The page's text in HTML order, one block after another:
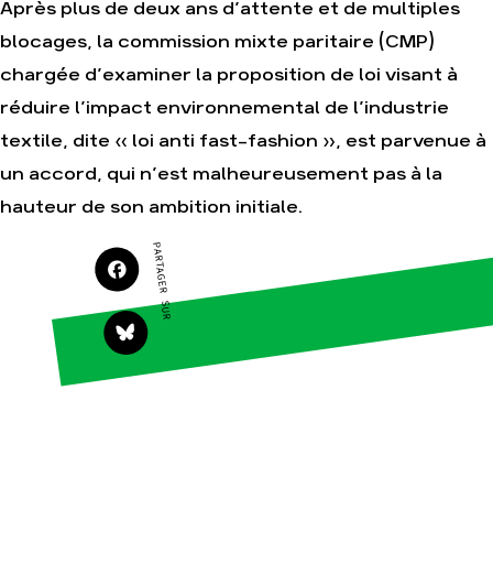
Agir
Faire un don
terrain
Agir au quotidien
Soutenir les
Transmettre tout ou
partie de son
patrimoine
Télécharger
gratuitement les
guides éco-citoyens
Nos thématiques
Climat – Énergie
Après plus de deux ans d’attente et de multiples
blocages, la commission mixte paritaire (CMP)
chargée d’examiner la proposition de loi visant à
réduire l’impact environnemental de l’industrie
textile, dite « loi anti fast-fashion », est parvenue à
un accord, qui n’est malheureusement pas à la
hauteur de son ambition initiale.
PARTAGER SUR